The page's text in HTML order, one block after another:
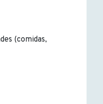
(comidas,